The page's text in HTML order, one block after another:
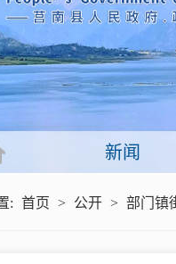
政
政
政
新闻
: 首页 > 公开 > 部门镇